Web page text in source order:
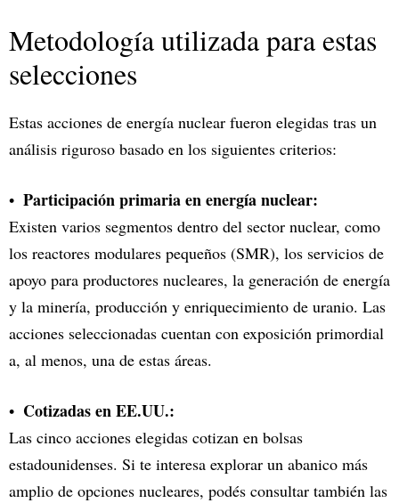
Metodología utilizada para estas
selecciones
Estas acciones de energía nuclear fueron elegidas tras un
análisis riguroso basado en los siguientes criterios:
Participación primaria en energía nuclear:
Existen varios segmentos dentro del sector nuclear, como
los reactores modulares pequeños (SMR), los servicios de
apoyo para productores nucleares, la generación de energía
y la minería, producción y enriquecimiento de uranio. Las
acciones seleccionadas cuentan con exposición primordial
a, al menos, una de estas áreas.
Cotizadas en EE.UU.:
Las cinco acciones elegidas cotizan en bolsas
estadounidenses. Si te interesa explorar un abanico más
amplio de opciones nucleares, podés consultar también las